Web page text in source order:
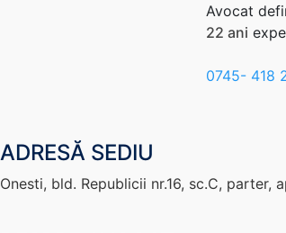
Avocat
22 ani
0745- 418
ADRESĂ SEDIU
Onesti, bld. Republicii nr.16, sc.C, parter,